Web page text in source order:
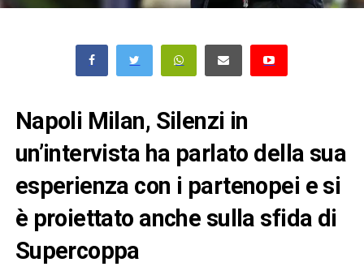
Napoli Milan, Silenzi in
un’intervista ha parlato della sua
esperienza con i partenopei e si
è proiettato anche sulla sfida di
Supercoppa